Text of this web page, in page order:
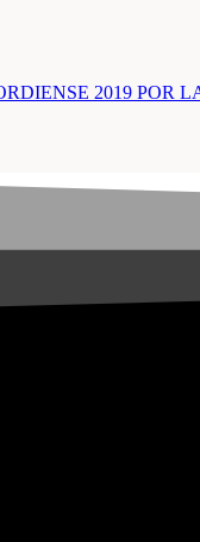
2019 POR